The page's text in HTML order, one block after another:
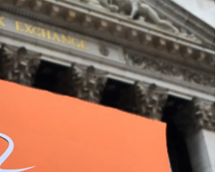
日本は3社が選出
が中国企業に 日本は3